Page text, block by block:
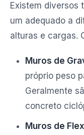
Existem diversos
um adequado a
alturas e cargas.
Muros de
próprio peso
Geralmente
concreto
Muros de